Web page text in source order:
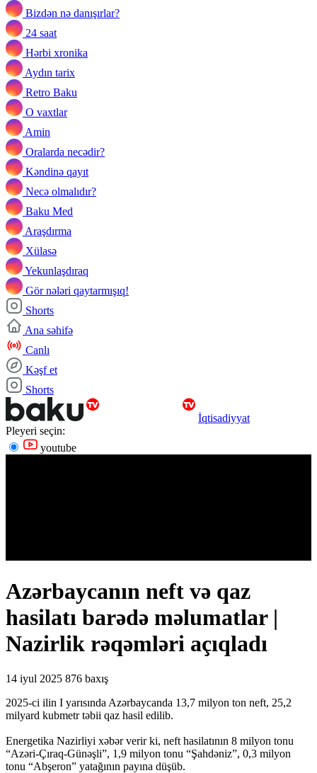
Bizdən nə danışırlar?
24 saat
Hərbi xronika
Aydın tarix
Retro Baku
O vaxtlar
Amin
Oralarda necədir?
Kəndinə qayıt
Necə olmalıdır?
Baku Med
Araşdırma
Xülasə
Yekunlaşdıraq
Gör nələri qaytarmışıq!
Shorts
Ana səhifə
Canlı
Kəşf et
Shorts
İqtisadiyyat
Pleyeri seçin:
youtube
Azərbaycanın neft və qaz
hasilatı barədə məlumatlar |
Nazirlik rəqəmləri açıqladı
14 iyul 2025 876 baxış
2025-ci ilin I yarısında Azərbaycanda 13,7 milyon ton neft, 25,2
milyard kubmetr təbii qaz hasil edilib.
Energetika Nazirliyi xəbər verir ki, neft hasilatının 8 milyon tonu
“Azəri-Çıraq-Günəşli”, 1,9 milyon tonu “Şahdəniz”, 0,3 milyon
tonu “Abşeron” yatağının payına düşüb.